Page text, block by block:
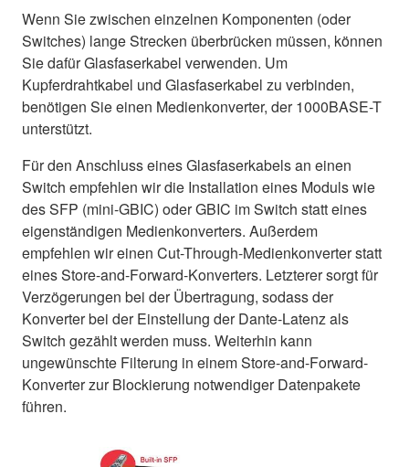
Wenn Sie zwischen einzelnen Komponenten (oder
Switches) lange Strecken überbrücken müssen, können
Sie dafür Glasfaserkabel verwenden. Um
Kupferdrahtkabel und Glasfaserkabel zu verbinden,
benötigen Sie einen Medienkonverter, der 1000BASE-T
unterstützt.
Für den Anschluss eines Glasfaserkabels an einen
Switch empfehlen wir die Installation eines Moduls wie
des SFP (mini-GBIC) oder GBIC im Switch statt eines
eigenständigen Medienkonverters. Außerdem
empfehlen wir einen Cut-Through-Medienkonverter statt
eines Store-and-Forward-Konverters. Letzterer sorgt für
Verzögerungen bei der Übertragung, sodass der
Konverter bei der Einstellung der Dante-Latenz als
Switch gezählt werden muss. Weiterhin kann
ungewünschte Filterung in einem Store-and-Forward-
Konverter zur Blockierung notwendiger Datenpakete
führen.